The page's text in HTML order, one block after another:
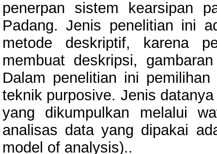
penerpan sistem kearsipan
Padang. Jenis penelitian ini
metode deskriptif, karena
membuat deskripsi,
Dalam penelitian ini
teknik purposive. Jenis
yang dikumpulkan melalui
analisas data yang dipakai
model of analysis)..